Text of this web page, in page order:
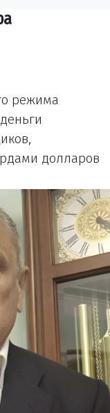
режима
долларов